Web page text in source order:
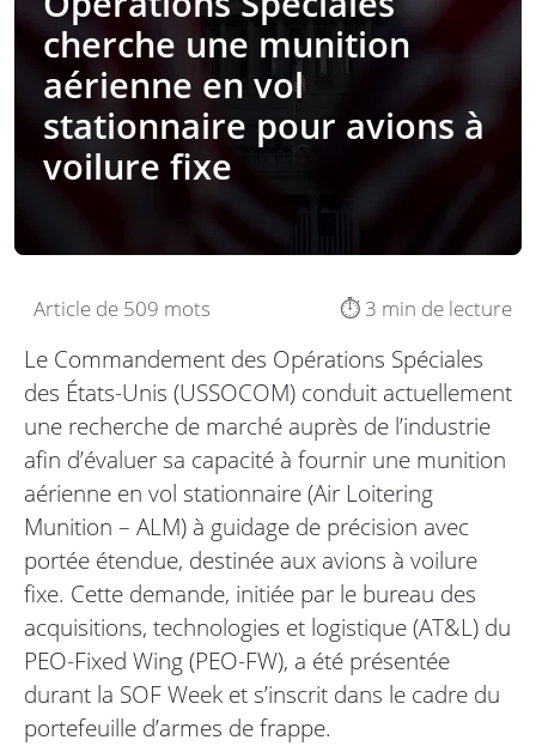
cherche une munition
aérienne en vol
stationnaire pour avions à
voilure fixe
Article de 509 mots ⏱️ 3 min de lecture
Le Commandement des Opérations Spéciales
des États-Unis (USSOCOM) conduit actuellement
une recherche de marché auprès de l’industrie
afin d’évaluer sa capacité à fournir une munition
aérienne en vol stationnaire (Air Loitering
Munition – ALM) à guidage de précision avec
portée étendue, destinée aux avions à voilure
fixe. Cette demande, initiée par le bureau des
acquisitions, technologies et logistique (AT&L) du
PEO-Fixed Wing (PEO-FW), a été présentée
durant la SOF Week et s’inscrit dans le cadre du
portefeuille d’armes de frappe.